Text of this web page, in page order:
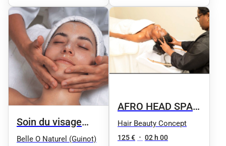
Soin du visage
"Aqua Phyt's" by
Belle O Naturel (Guinot)
AFRO HEAD SPA
DETOX LOCKS
Hair Beauty Concept
125 € • 02 h 00